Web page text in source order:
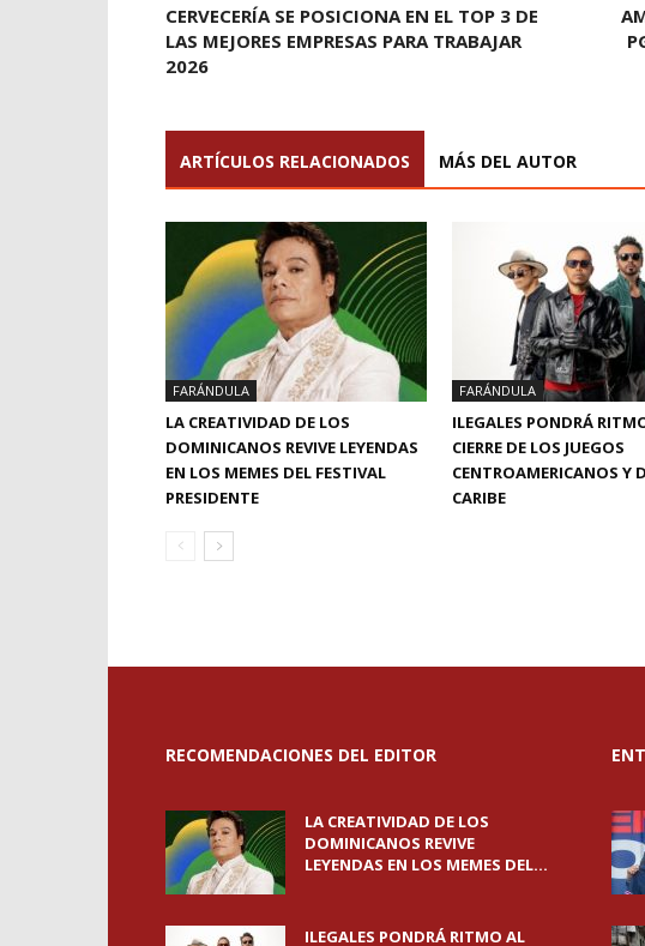
CERVECERÍA SE POSICIONA EN EL TOP 3 DE
LAS MEJORES EMPRESAS PARA TRABAJAR
2026
ARTÍCULOS RELACIONADOS MÁS DEL AUTOR
FARÁNDULA
LA CREATIVIDAD DE LOS
DOMINICANOS REVIVE LEYENDAS
EN LOS MEMES DEL FESTIVAL
PRESIDENTE
FARÁNDULA
ILEGALES PONDRÁ
CIERRE DE LOS JUEGOS
CENTROAMERICANOS Y
CARIBE
RECOMENDACIONES DEL EDITOR
LA CREATIVIDAD DE LOS
DOMINICANOS REVIVE
LEYENDAS EN LOS MEMES DEL...
ILEGALES PONDRÁ RITMO AL